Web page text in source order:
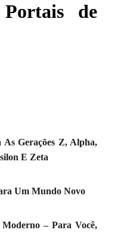
de
Gerações Z, Alpha,
E Zeta
Um Mundo Novo
– Para Você,